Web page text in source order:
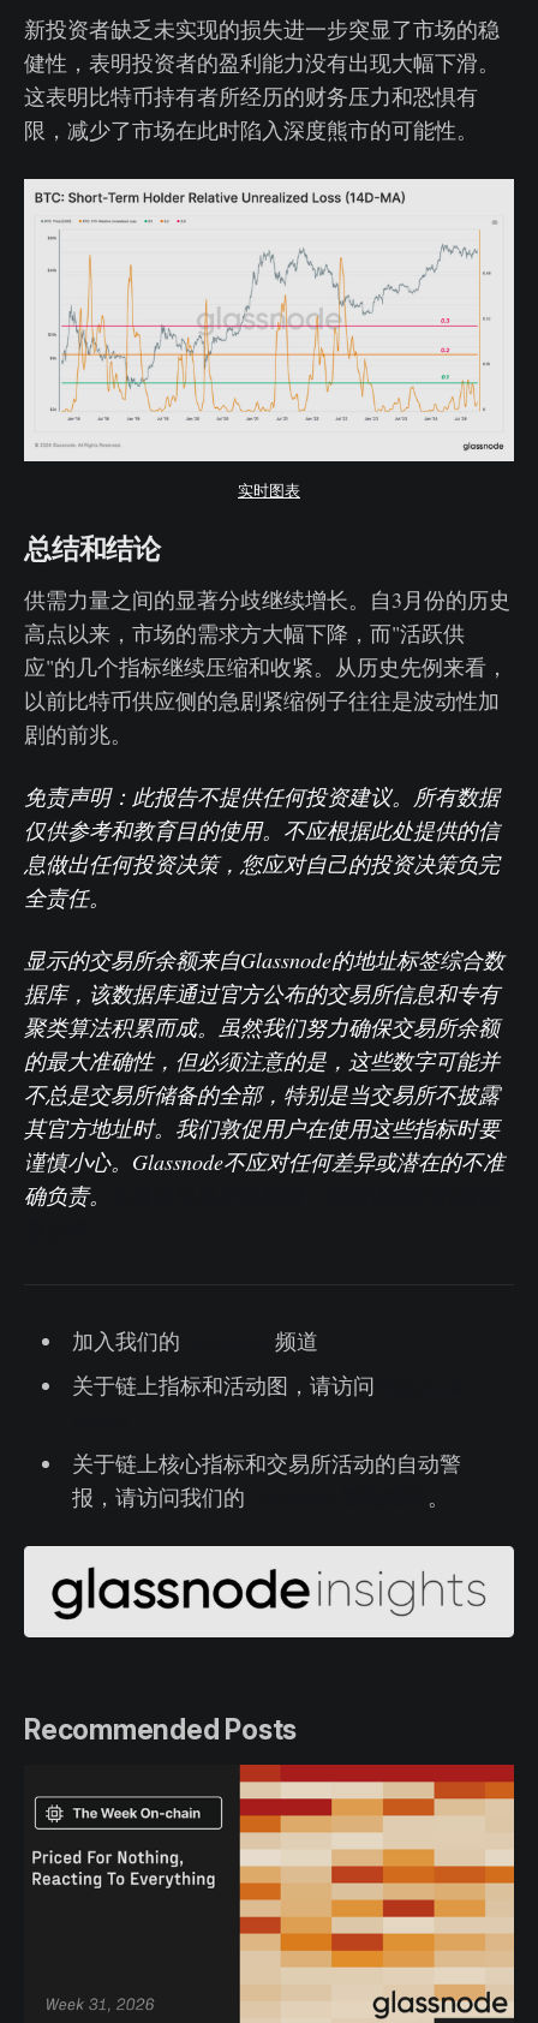
新投资者缺乏未实现的损失进一步突显了市场的稳
健性，表明投资者的盈利能力没有出现大幅下滑。
这表明比特币持有者所经历的财务压力和恐惧有
限，减少了市场在此时陷入深度熊市的可能性。
实时图表
总结和结论
供需力量之间的显著分歧继续增长。自3月份的历史
高点以来，市场的需求方大幅下降，而"活跃供
应"的几个指标继续压缩和收紧。从历史先例来看，
以前比特币供应侧的急剧紧缩例子往往是波动性加
剧的前兆。
免责声明：此报告不提供任何投资建议。所有数据
仅供参考和教育目的使用。不应根据此处提供的信
息做出任何投资决策，您应对自己的投资决策负完
全责任。
显示的交易所余额来自Glassnode的地址标签综合数
据库，该数据库通过官方公布的交易所信息和专有
聚类算法积累而成。虽然我们努力确保交易所余额
的最大准确性，但必须注意的是，这些数字可能并
不总是交易所储备的全部，特别是当交易所不披露
其官方地址时。我们敦促用户在使用这些指标时要
谨慎小心。Glassnode不应对任何差异或潜在的不准
确负责。
加入我们的
频道
关于链上指标和活动图，请访问
关于链上核心指标和交易所活动的自动警
报，请访问我们的
。
Recommended Posts